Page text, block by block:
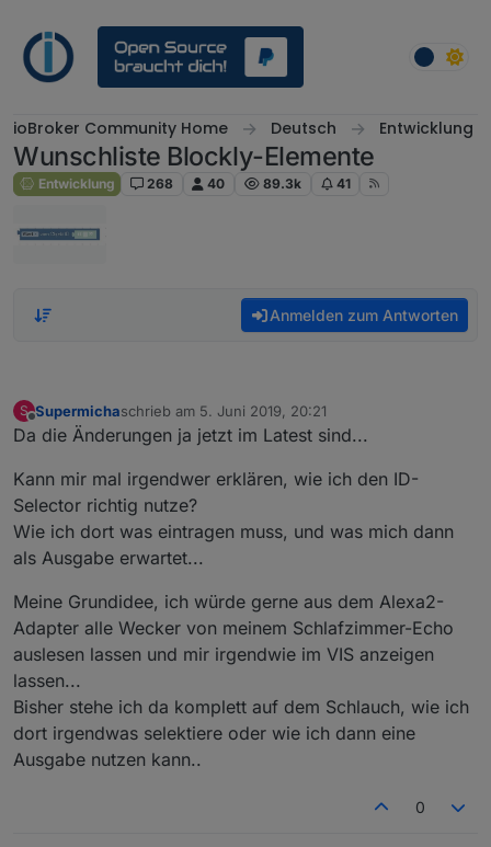
ioBroker Community Home Deutsch Entwicklung
Wunschliste Blockly-Elemente
Entwicklung 268 40 89.3k 41
Anmelden zum Antworten
S
Offline
Supermichaschrieb am 5. Juni 2019, 20:21
zuletzt editiert von
Da die Änderungen ja jetzt im Latest sind...
Kann mir mal irgendwer erklären, wie ich den ID-
Selector richtig nutze?
Wie ich dort was eintragen muss, und was mich dann
als Ausgabe erwartet...
Meine Grundidee, ich würde gerne aus dem Alexa2-
Adapter alle Wecker von meinem Schlafzimmer-Echo
auslesen lassen und mir irgendwie im VIS anzeigen
lassen...
Bisher stehe ich da komplett auf dem Schlauch, wie ich
dort irgendwas selektiere oder wie ich dann eine
Ausgabe nutzen kann..
0